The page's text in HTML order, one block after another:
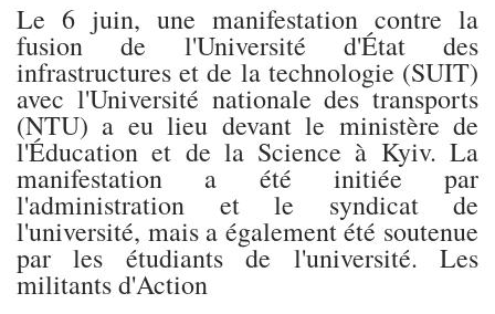
Le 6 juin, une manifestation contre la
fusion de l'Université d'État des
infrastructures et de la technologie (SUIT)
avec l'Université nationale des transports
(NTU) a eu lieu devant le ministère de
l'Éducation et de la Science à Kyiv. La
manifestation a été initiée par
l'administration et le syndicat de
l'université, mais a également été soutenue
par les étudiants de l'université. Les
militants d'Action